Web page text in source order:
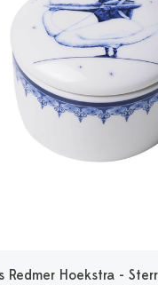
Redmer Hoekstra -